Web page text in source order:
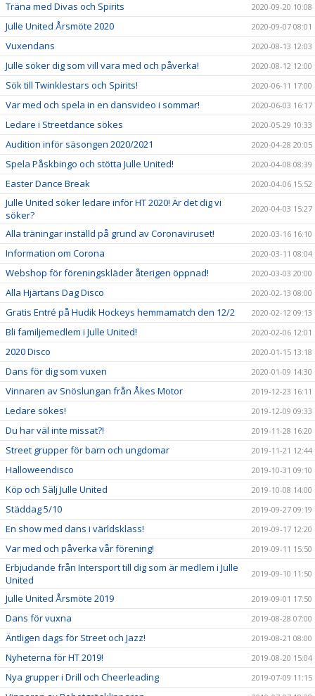
Träna med Divas och Spirits 2020-09-20 10:08
Julle United Årsmöte 2020 2020-09-07 08:01
Vuxendans 2020-08-13 12:03
Julle söker dig som vill vara med och påverka! 2020-08-12 12:00
Sök till Twinklestars och Spirits! 2020-06-11 17:00
Var med och spela in en dansvideo i sommar! 2020-06-03 16:17
Ledare i Streetdance sökes 2020-05-29 10:33
Audition inför säsongen 2020/2021 2020-04-28 20:05
Spela Påskbingo och stötta Julle United! 2020-04-08 08:39
Easter Dance Break 2020-04-06 15:52
Julle United söker ledare inför HT 2020! Är det dig vi
söker?
2020-04-03 15:27
Alla träningar inställd på grund av Coronaviruset! 2020-03-16 16:10
Information om Corona 2020-03-11 08:04
Webshop för föreningskläder återigen öppnad! 2020-03-03 20:00
Alla Hjärtans Dag Disco 2020-02-13 08:00
Gratis Entré på Hudik Hockeys hemmamatch den 12/2 2020-02-12 09:13
Bli familjemedlem i Julle United! 2020-02-06 12:01
2020 Disco 2020-01-15 13:18
Dans för dig som vuxen 2020-01-09 14:30
Vinnaren av Snöslungan från Åkes Motor 2019-12-23 16:11
Ledare sökes! 2019-12-09 09:33
Du har väl inte missat?! 2019-11-28 16:20
Street grupper för barn och ungdomar 2019-11-21 12:44
Halloweendisco 2019-10-31 09:10
Köp och Sälj Julle United 2019-10-08 14:00
Städdag 5/10 2019-09-27 09:19
En show med dans i världsklass! 2019-09-17 12:20
Var med och påverka vår förening! 2019-09-11 15:50
Erbjudande från Intersport till dig som är medlem i Julle
United
2019-09-10 11:50
Julle United Årsmöte 2019 2019-09-01 17:50
Dans för vuxna 2019-08-28 07:00
Äntligen dags för Street och Jazz! 2019-08-21 08:00
Nyheterna för HT 2019! 2019-08-20 15:04
Nya grupper i Drill och Cheerleading 2019-07-09 11:15